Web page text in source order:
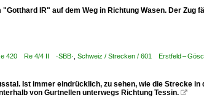
"Gotthard IR" auf dem Weg in Richtung Wasen. Der Zug
420 Re 4/4 II ·SBB· Schweiz / Strecken / 601 Erstfeld –
Ist immer eindrücklich, zu sehen, wie die Strecke
von Gurtnellen unterwegs Richtung Tessin. 